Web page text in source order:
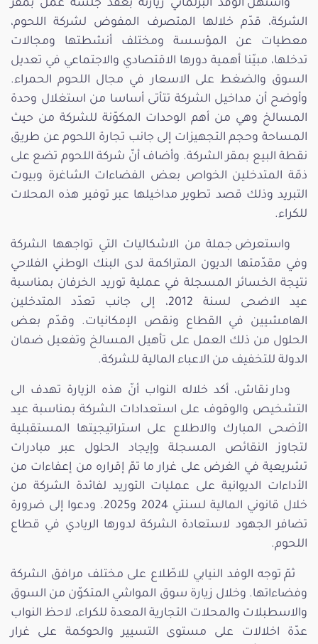
واستهل الوفد البرلماني زيارته بعقد جلسة عمل بمقر
الشركة، قدّم خلالها المتصرف المفوض لشركة اللحوم،
معطيات عن المؤسسة ومختلف أنشطتها ومجالات
تدخلها، مبيّنا أهمية دورها الاقتصادي والاجتماعي في تعديل
السوق والضغط على الاسعار في مجال اللحوم الحمراء.
وأوضح أن مداخيل الشركة تتأتى أساسا من استغلال وحدة
المسالخ وهي من أهم الوحدات المكوّنة للشركة من حيث
المساحة وحجم التجهيزات إلى جانب تجارة اللحوم عن طريق
نقطة البيع بمقر الشركة. وأضاف أنّ شركة اللحوم تضع على
ذمّة المتدخلين الخواص بعض الفضاءات الشاغرة وبيوت
التبريد وذلك قصد تطوير مداخيلها عبر توفير هذه المحلات
للكراء.
واستعرض جملة من الاشكاليات التي تواجهها الشركة
وفي مقدّمتها الديون المتراكمة لدى البنك الوطني الفلاحي
نتيجة الخسائر المسجلة في عملية توريد الخرفان بمناسبة
عيد الاضحى لسنة 2012، إلى جانب تعدّد المتدخلين
الهامشيين في القطاع ونقص الإمكانيات. وقدّم بعض
الحلول من ذلك العمل على تأهيل المسالخ وتفعيل ضمان
الدولة للتخفيف من الاعباء المالية للشركة.
ودار نقاش، أكد خلاله النواب أنّ هذه الزيارة تهدف الى
التشخيص والوقوف على استعدادات الشركة بمناسبة عيد
الأضحى المبارك والاطلاع على استراتيجيتها المستقبلية
لتجاوز النقائص المسجلة وإيجاد الحلول عبر مبادرات
تشريعية في الغرض على غرار ما تمّ إقراره من إعفاءات من
الأداءات الديوانية على عمليات التوريد لفائدة الشركة من
خلال قانوني المالية لسنتي 2024 و2025. ودعوا إلى ضرورة
تضافر الجهود لاستعادة الشركة لدورها الريادي في قطاع
اللحوم.
ثمّ توجه الوفد النيابي للاطّلاع على مختلف مرافق الشركة
وفضاءاتها. وخلال زيارة سوق المواشي المتكوّن من السوق
والاسطبلات والمحلات التجارية المعدة للكراء، لاحظ النواب
عدّة اخلالات على مستوى التسيير والحوكمة على غرار